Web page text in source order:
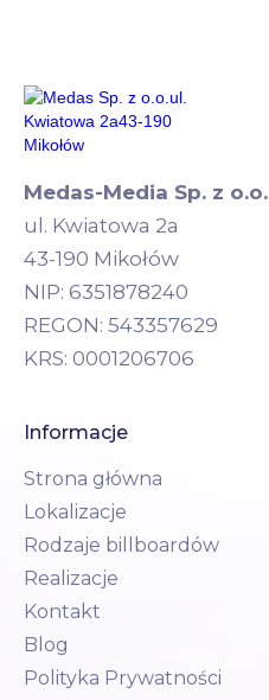
Medas-Media Sp. z o.o.
ul. Kwiatowa 2a
43-190 Mikołów
NIP: 6351878240
REGON: 543357629
KRS: 0001206706
Informacje
Strona główna
Lokalizacje
Rodzaje billboardów
Realizacje
Kontakt
Blog
Polityka Prywatności